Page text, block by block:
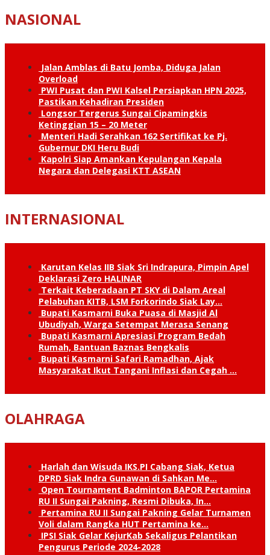
NASIONAL
Jalan Amblas di Batu Jomba, Diduga Jalan
Overload
PWI Pusat dan PWI Kalsel Persiapkan HPN 2025,
Pastikan Kehadiran Presiden
Longsor Tergerus Sungai Cipamingkis
Ketinggian 15 – 20 Meter
Menteri Hadi Serahkan 162 Sertifikat ke Pj.
Gubernur DKI Heru Budi
Kapolri Siap Amankan Kepulangan Kepala
Negara dan Delegasi KTT ASEAN
INTERNASIONAL
Karutan Kelas IIB Siak Sri Indrapura, Pimpin Apel
Deklarasi Zero HALINAR
Terkait Keberadaan PT SKY di Dalam Areal
Pelabuhan KITB, LSM Forkorindo Siak Lay…
Bupati Kasmarni Buka Puasa di Masjid Al
Ubudiyah, Warga Setempat Merasa Senang
Bupati Kasmarni Apresiasi Program Bedah
Rumah, Bantuan Baznas Bengkalis
Bupati Kasmarni Safari Ramadhan, Ajak
Masyarakat Ikut Tangani Inflasi dan Cegah …
OLAHRAGA
Harlah dan Wisuda IKS.PI Cabang Siak, Ketua
DPRD Siak Indra Gunawan di Sahkan Me…
Open Tournament Badminton BAPOR Pertamina
RU II Sungai Pakning, Resmi Dibuka, In…
Pertamina RU II Sungai Pakning Gelar Turnamen
Voli dalam Rangka HUT Pertamina ke…
IPSI Siak Gelar KejurKab Sekaligus Pelantikan
Pengurus Periode 2024-2028